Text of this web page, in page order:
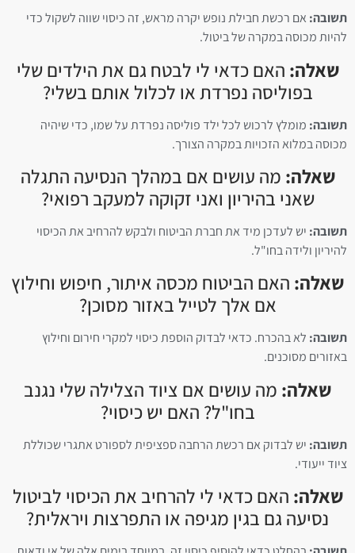
תשובה: אם רכשת חבילת נופש יקרה מראש, זה כיסוי שווה לשקול כדי
להיות מכוסה במקרה של ביטול.
שאלה: האם כדאי לי לבטח גם את הילדים שלי
בפוליסה נפרדת או לכלול אותם בשלי?
תשובה: מומלץ לרכוש לכל ילד פוליסה נפרדת על שמו, כדי שיהיה
מכוסה במלוא הזכויות במקרה הצורך.
שאלה: מה עושים אם במהלך הנסיעה התגלה
שאני בהיריון ואני זקוקה למעקב רפואי?
תשובה: יש לעדכן מיד את חברת הביטוח ולבקש להרחיב את הכיסוי
להיריון ולידה בחו"ל.
שאלה: האם הביטוח מכסה איתור, חיפוש וחילוץ
אם אלך לטייל באזור מסוכן?
תשובה: לא בהכרח. כדאי לבדוק הוספת כיסוי למקרי חירום וחילוץ
באזורים מסוכנים.
שאלה: מה עושים אם ציוד הצלילה שלי נגנב
בחו"ל? האם יש כיסוי?
תשובה: יש לבדוק אם רכשת הרחבה ספציפית לספורט אתגרי שכוללת
ציוד ייעודי.
שאלה: האם כדאי לי להרחיב את הכיסוי לביטול
נסיעה גם בגין מגיפה או התפרצות ויראלית?